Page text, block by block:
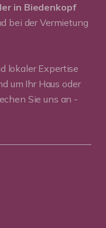
in Biedenkopf
bei der Vermietung
lokaler Expertise
um Ihr Haus oder
Sie uns an -